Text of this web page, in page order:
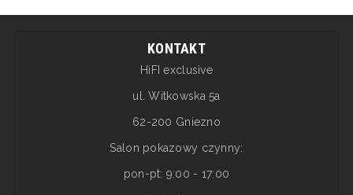
KONTAKT
HiFI exclusive
ul. Witkowska 5a
62-200 Gniezno
Salon pokazowy czynny:
pon-pt: 9:00 - 17:00